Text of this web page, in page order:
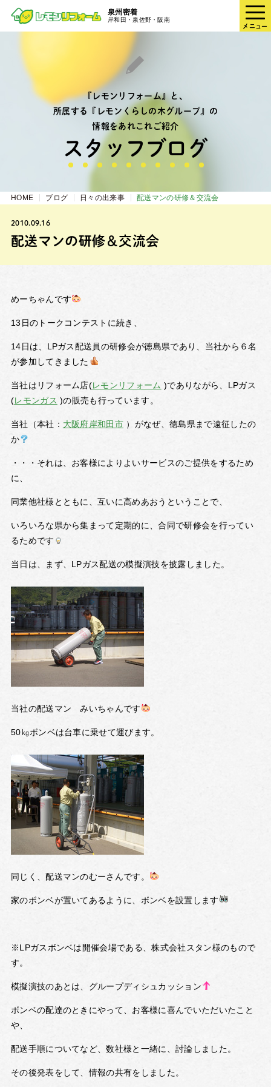
泉州密着
岸和田・泉佐野・阪南
メニュー
『レモンリフォーム』と、
所属する『レモンくらしの木グループ』の
情報をあれこれご紹介
スタッフブログ
HOME ブログ 日々の出来事 配送マンの研修＆交流会
2010.09.16
配送マンの研修＆交流会
めーちゃんです
13日のトークコンテストに続き、
14日は、LPガス配送員の研修会が徳島県であり、当社から６名
が参加してきました
当社はリフォーム店(レモンリフォーム )でありながら、LPガス
(レモンガス )の販売も行っています。
当社（本社： 大阪府岸和田市 ）がなぜ、徳島県まで遠征したの
か
・・・それは、お客様によりよいサービスのご提供をするため
に、
同業他社様とともに、互いに高めあおうということで、
いろいろな県から集まって定期的に、合同で研修会を行ってい
るためです
当日は、まず、LPガス配送の模擬演技を披露しました。
当社の配送マン みいちゃんです
50㎏ボンベは台車に乗せて運びます。
同じく、配送マンのむーさんです。
家のボンベが置いてあるように、ボンベを設置します
※LPガスボンベは開催会場である、株式会社スタン様のもので
す。
模擬演技のあとは、グループディシュカッション
ボンベの配達のときにやって、お客様に喜んでいただいたこと
や、
配送手順についてなど、数社様と一緒に、討論しました。
その後発表をして、情報の共有をしました。